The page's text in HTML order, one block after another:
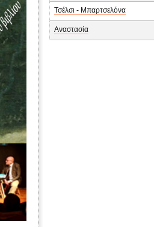
Τσέλσι - Μπαρτσελόνα
Αναστασία